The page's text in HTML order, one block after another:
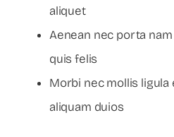
aliquet
Aenean nec porta
quis felis
Morbi nec mollis ligula
aliquam duios